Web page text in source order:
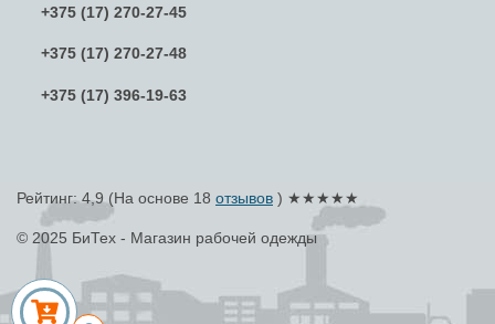
+375 (17) 270-27-45
+375 (17) 270-27-48
+375 (17) 396-19-63
Рейтинг: 4,9 (На основе 18 отзывов ) ★★★★★
© 2025 БиТех - Магазин рабочей одежды